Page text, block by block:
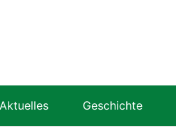
Aktuelles Geschichte